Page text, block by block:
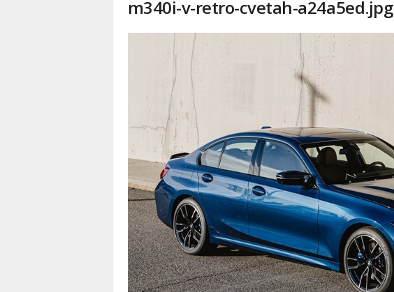
m340i-v-retro-cvetah-a24a5ed.jpg